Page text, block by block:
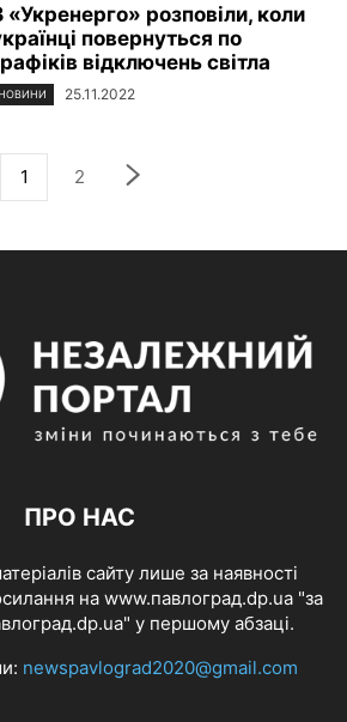
«Укренерго» розповіли, коли
повернуться по
відключень світла
25.11.2022
1 2
ПРО НАС
сайту лише за наявності
на www.павлоград.dp.ua "за
у першому абзаці.
newspavlograd2020@gmail.com